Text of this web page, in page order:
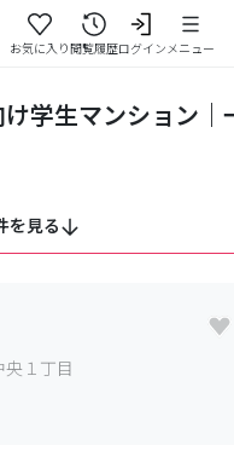
お気に入り閲覧履歴ログインメニュー
学生マンション｜
を見る
１丁目